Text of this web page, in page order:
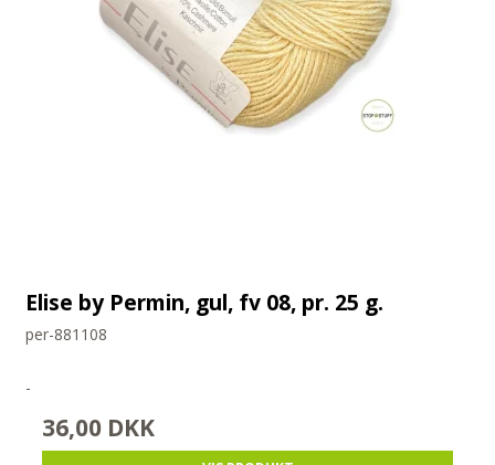
Elise by Permin, gul, fv 08, pr. 25 g.
per-881108
-
36,00 DKK